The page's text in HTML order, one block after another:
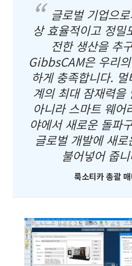
글로벌 기업으
상 효율적이고 정밀
전한 생산을 추
GibbsCAM은 우리
하게 충족합니다.
계의 최대 잠재력을
아니라 스마트 웨어
야에서 새로운 돌파
글로벌 개발에 새
불어넣어 줍
룩소티카 총괄